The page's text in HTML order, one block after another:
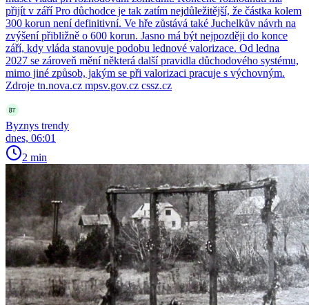
přijít v září Pro důchodce je tak zatím nejdůležitější, že částka kolem
300 korun není definitivní. Ve hře zůstává také Juchelkův návrh na
zvýšení přibližně o 600 korun. Jasno má být nejpozději do konce
září, kdy vláda stanovuje podobu lednové valorizace. Od ledna
2027 se zároveň mění některá další pravidla důchodového systému,
mimo jiné způsob, jakým se při valorizaci pracuje s výchovným.
Zdroje tn.nova.cz mpsv.gov.cz cssz.cz
Byznys trendy
dnes, 06:01
2 min